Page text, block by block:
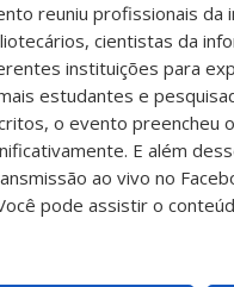
reuniu profissionais da
cientistas da
instituições para
estudantes e
o evento preencheu
E além
ao vivo no
pode assistir o